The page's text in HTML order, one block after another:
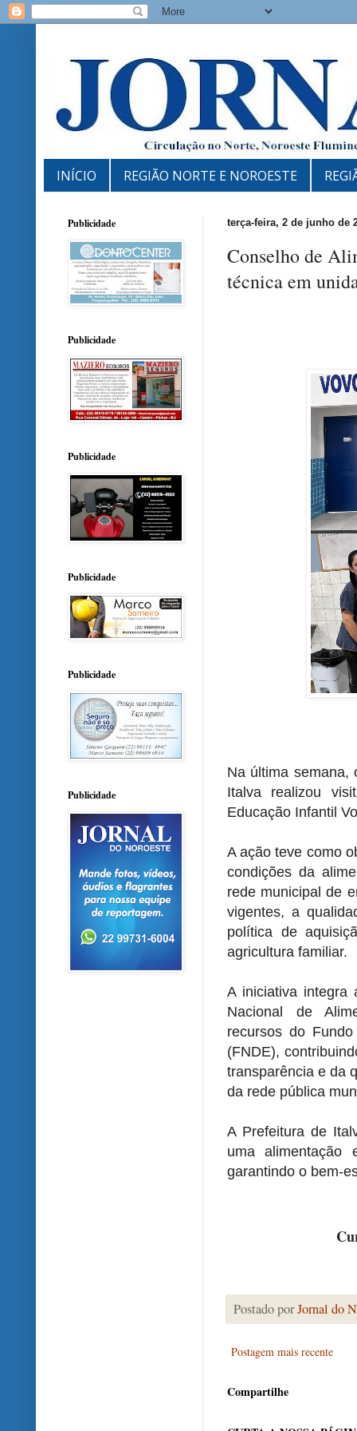
INÍCIO REGIÃO NORTE E NOROESTE
terça-feira, 2 de junho de
Conselho de
técnica em
Na última semana,
Italva realizou
Educação Infantil
A ação teve como
condições da
rede municipal de
vigentes, a
política de
agricultura familiar.
A iniciativa integra
Nacional de
recursos do
(FNDE),
transparência e da
da rede pública
A Prefeitura de
uma alimentação
garantindo o bem-
Postado porJornal do
Postagem mais recente
Compartilhe
Publicidade
Publicidade
Publicidade
Publicidade
Publicidade
Publicidade